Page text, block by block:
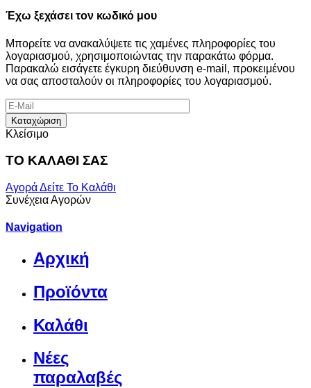
Έχω ξεχάσει τον κωδικό μου
Μπορείτε να ανακαλύψετε τις χαμένες πληροφορίες του
λογαριασμού, χρησιμοποιώντας την παρακάτω φόρμα.
Παρακαλώ εισάγετε έγκυρη διεύθυνση e-mail, προκειμένου
να σας αποσταλούν οι πληροφορίες του λογαριασμού.
Καταχώριση
Κλείσιμο
ΤΟ ΚΑΛΑΘΙ ΣΑΣ
ΑγοράΔείτε Το Καλάθι
Συνέχεια Αγορών
Navigation
Αρχική
Προϊόντα
Καλάθι
Νέες
παραλαβές